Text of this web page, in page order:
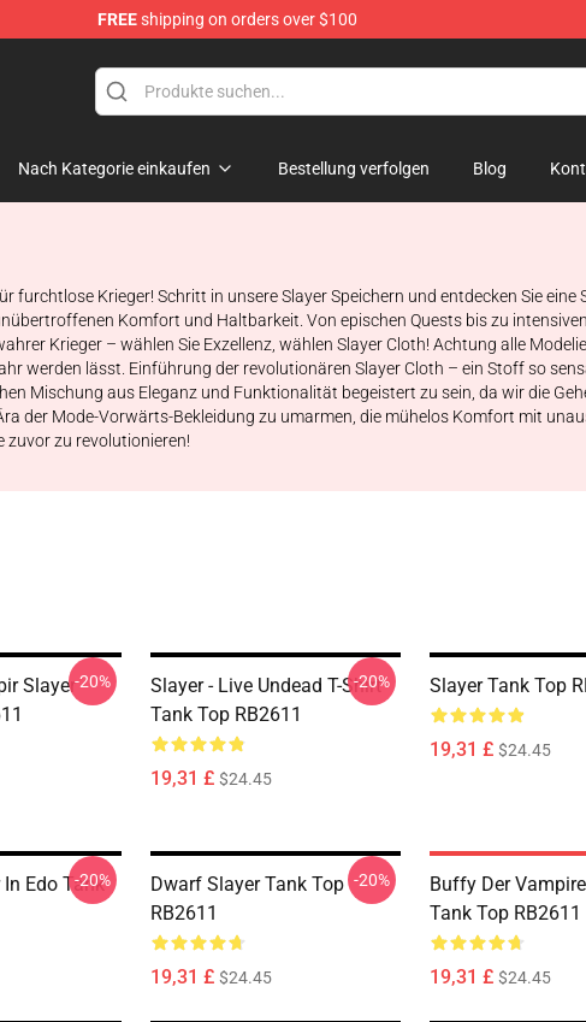
FREEshipping on orders over $100
Nach Kategorie einkaufen Bestellung verfolgen Blog
furchtlose Krieger! Schritt in unsere Slayer Speichern und entdecken Sie
Komfort und Haltbarkeit. Von epischen Quests bis zu
Krieger – wählen Sie Exzellenz, wählen Slayer Cloth! Achtung alle
werden lässt. Einführung der revolutionären Slayer Cloth – ein Stoff so
Mischung aus Eleganz und Funktionalität begeistert zu sein, da wir die
der Mode-Vorwärts-Bekleidung zu umarmen, die mühelos Komfort mit
zuvor zu revolutionieren!
Slayer-20%
Slayer - Live Undead T-Shirt
Tank Top RB2611
19,31 £ $24.45
-20% Slayer Tank Top
19,31 £ $24.45
Edo Tank
-20%
Dwarf Slayer Tank Top
RB2611
19,31 £ $24.45
-20%
Buffy Der
Tank Top RB2611
19,31 £ $24.45